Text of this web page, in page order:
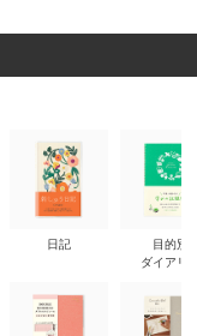
日記
目的別
ダイアリ